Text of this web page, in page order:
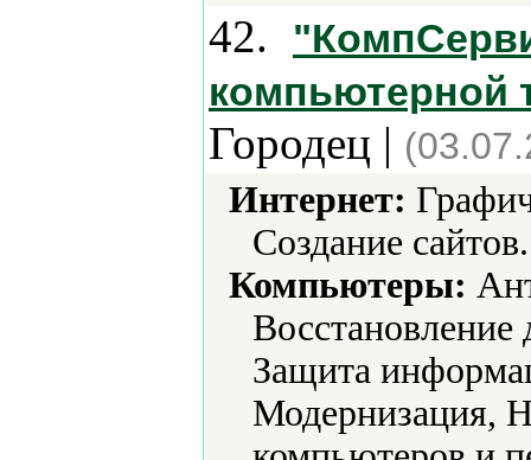
42.
компьютерной
Городец |
Интернет:
Создание сайтов.
Компьютеры:
Защита
Модернизация,